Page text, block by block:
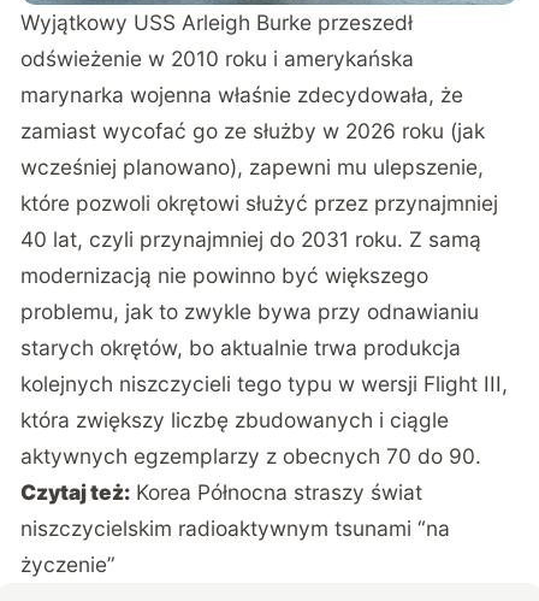
Wyjątkowy USS Arleigh Burke przeszedł
odświeżenie w 2010 roku i amerykańska
marynarka wojenna właśnie zdecydowała, że
zamiast wycofać go ze służby w 2026 roku (jak
wcześniej planowano), zapewni mu ulepszenie,
które pozwoli okrętowi służyć przez przynajmniej
40 lat, czyli przynajmniej do 2031 roku. Z samą
modernizacją nie powinno być większego
problemu, jak to zwykle bywa przy odnawianiu
starych okrętów, bo aktualnie trwa produkcja
kolejnych niszczycieli tego typu w wersji Flight III,
która zwiększy liczbę zbudowanych i ciągle
aktywnych egzemplarzy z obecnych 70 do 90.
Czytaj też: Korea Północna straszy świat
niszczycielskim radioaktywnym tsunami “na
życzenie”